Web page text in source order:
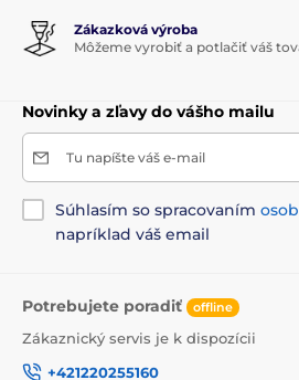
Zákazková výroba
Môžeme vyrobiť a potlačiť váš
Novinky a zľavy do vášho mailu
Tu napíšte váš e-mail
Súhlasím so spracovaním
napríklad váš email
Potrebujete poradiť offline
Zákaznický servis je k dispozícii
+421220255160